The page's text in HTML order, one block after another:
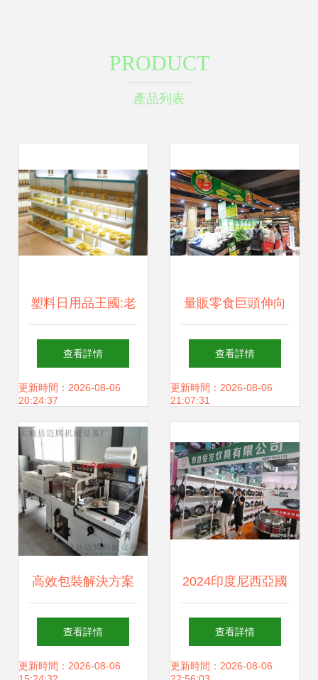
PRODUCT
產品列表
塑料日用品王國:老
樹開新花·臺州日報
日用百貨
查看詳情
更新時間：2026-08-06
20:24:37
量販零食巨頭伸向
日用百貨，社區超
市迎來致命一擊
查看詳情
更新時間：2026-08-06
21:07:31
高效包裝解決方案
昆明衛生用品與日
用百貨熱收縮膜包
查看詳情
更新時間：2026-08-06
2024印度尼西亞國
際日用品展覽會 探
索印尼百貨市場的
查看詳情
更新時間：2026-08-06